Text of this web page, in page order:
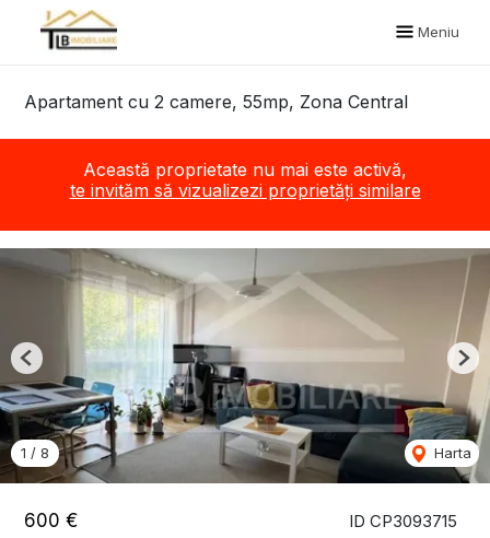
Meniu
Apartament cu 2 camere, 55mp, Zona Central
Această proprietate nu mai este activă,
te invităm să vizualizezi proprietăți similare
ID CP3093715
600 €
1 / 8 Harta
Previous